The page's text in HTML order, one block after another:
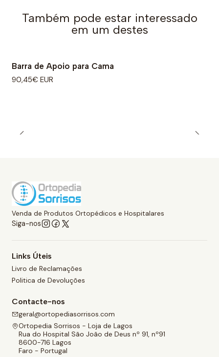
Também pode estar interessado
em um destes
Barra de Apoio para Cama
90,45€ EUR
Venda de Produtos Ortopédicos e Hospitalares
Siga-nos
Links Úteis
Livro de Reclamações
Politica de Devoluções
Contacte-nos
geral@ortopediasorrisos.com
Ortopedia Sorrisos - Loja de Lagos
Rua do Hospital São João de Deus nº 91, nº91
8600-716 Lagos
Faro - Portugal